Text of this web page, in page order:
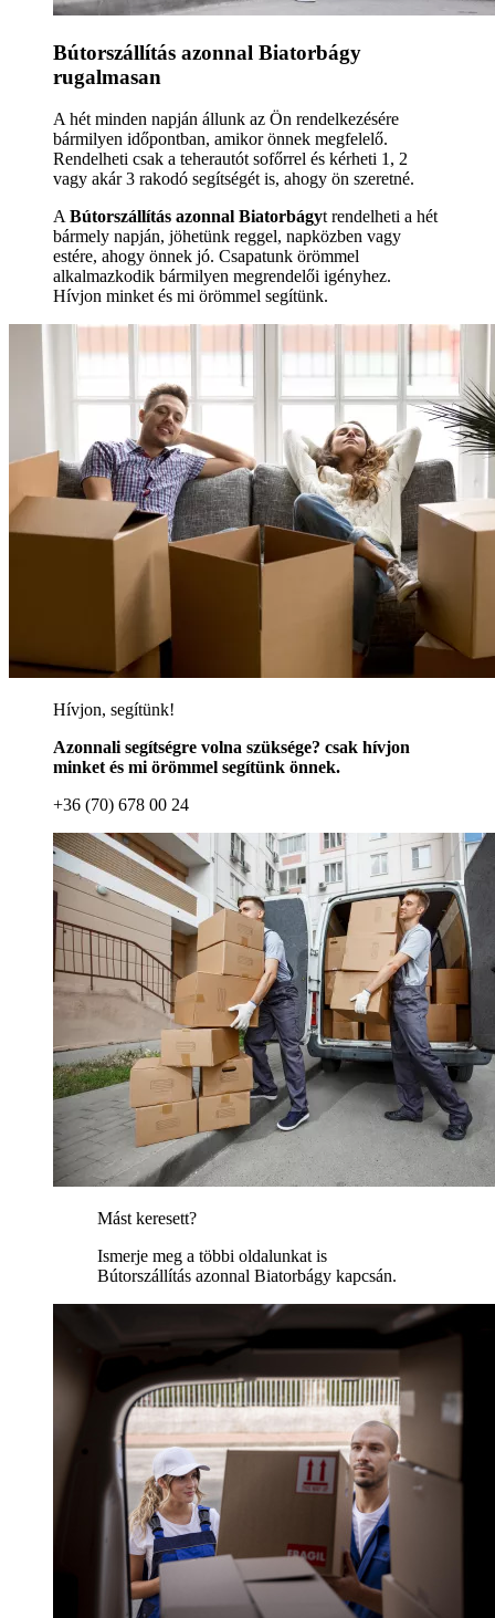
Bútorszállítás azonnal Biatorbágy
rugalmasan
A hét minden napján állunk az Ön rendelkezésére
bármilyen időpontban, amikor önnek megfelelő.
Rendelheti csak a teherautót sofőrrel és kérheti 1, 2
vagy akár 3 rakodó segítségét is, ahogy ön szeretné.
A Bútorszállítás azonnal Biatorbágyt rendelheti a hét
bármely napján, jöhetünk reggel, napközben vagy
estére, ahogy önnek jó. Csapatunk örömmel
alkalmazkodik bármilyen megrendelői igényhez.
Hívjon minket és mi örömmel segítünk.
Hívjon, segítünk!
Azonnali segítségre volna szüksége? csak hívjon
minket és mi örömmel segítünk önnek.
+36 (70) 678 00 24
Mást keresett?
Ismerje meg a többi oldalunkat is
Bútorszállítás azonnal Biatorbágy kapcsán.